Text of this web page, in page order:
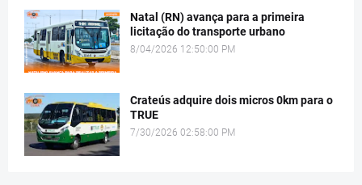
Natal (RN) avança para a primeira
licitação do transporte urbano
8/04/2026 12:50:00 PM
Crateús adquire dois micros 0km para o
TRUE
7/30/2026 02:58:00 PM